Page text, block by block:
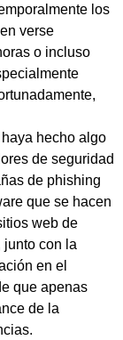
los
verse
o incluso
hecho algo
de seguridad
de phishing
que se hacen
web de
con la
en el
que apenas
de la